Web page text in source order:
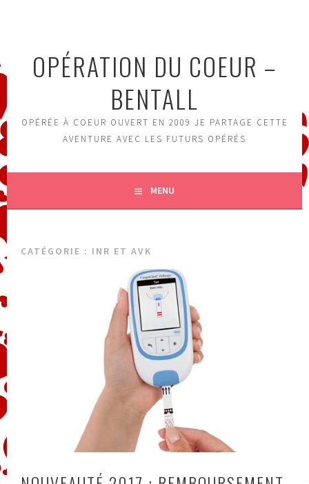
principalOPÉRATION DU COEUR –
BENTALL
OPÉRÉE À COEUR OUVERT EN 2009 JE PARTAGE CETTE
AVENTURE AVEC LES FUTURS OPÉRÉS
MENU
CATÉGORIE : INR ET AVK